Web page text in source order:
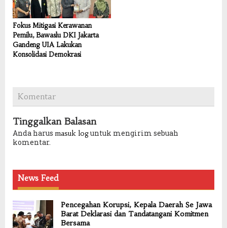
Fokus Mitigasi Kerawanan
Pemilu, Bawaslu DKI Jakarta
Gandeng UIA Lakukan
Konsolidasi Demokrasi
Komentar
Tinggalkan Balasan
Anda harus masuk loguntuk mengirim sebuah
komentar.
News Feed
Pencegahan Korupsi, Kepala Daerah Se Jawa
Barat Deklarasi dan Tandatangani Komitmen
Bersama